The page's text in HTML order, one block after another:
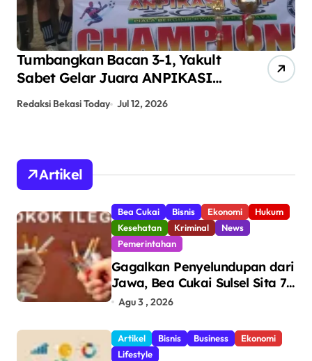
Tumbangkan Bacan 3-1, Yakult
Sabet Gelar Juara ANPIKASI
CUP 2026
Redaksi Bekasi Today Jul 12, 2026
Artikel
Bea Cukai Bisnis Ekonomi
Hukum
Kesehatan
Kriminal
News
Pemerintahan
Gagalkan Penyelundupan dari
Jawa, Bea Cukai Sulsel Sita 7,8
Juta Batang Rokok Ilegal
Makassar
Agu 3 , 2026
Artikel Bisnis Business
Ekonomi
Lifestyle